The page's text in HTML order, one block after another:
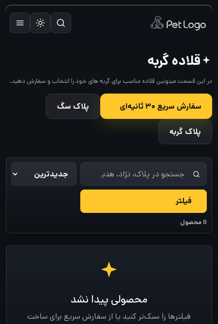
پرش
قلاده گربه
در این قسمت میتونین قلاده مناسب برای گربه های خود را انتخاب و سفارش دهید.
سفارش سریع ۳۰ ثانیه‌ای پلاک سگ
پلاک گربه
فیلتر
0 محصول
محصولی پیدا نشد
فیلترها را سبک‌تر کنید یا از سفارش سریع برای ساخت